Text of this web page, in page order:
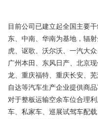
目前公司已建立起全国主要
东、中南、华南为基地，辐
虎、讴歌、沃尔沃、一汽大
广州本田、东风日产、北京
龙、重庆福特、重庆长安、
自达等汽车生产企业提供商
对于整板运输空余车位合理
车、私家车、巡展试驾车配